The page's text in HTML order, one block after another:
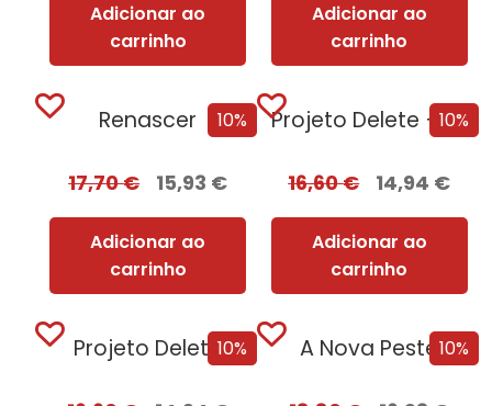
Adicionar ao
carrinho
Adicionar ao
carrinho
10%
Renascer
17,70€ 15,93 €
Adicionar ao
carrinho
10%
Projeto Delete + Oferta Nemesis
16,60€ 14,94 €
Adicionar ao
carrinho
10%
Projeto Delete 10%
A Nova Peste